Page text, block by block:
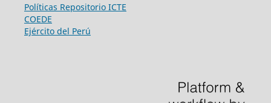
Políticas Repositorio ICTE
COEDE
Ejército del Perú